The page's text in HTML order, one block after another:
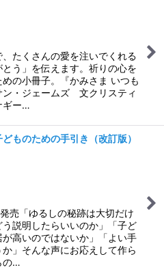
たくさんの愛を注いでくれる
う」を伝えます。祈りの心を
の小冊子。『かみさま いつも
ン・ジェームズ 文クリスティ
ギー…
ものための手引き（改訂版）
売「ゆるしの秘跡は大切だけ
説明したらいいのか」「子ど
が高いのではないか」「よい手
」そんな声にお応えして作ら
の…